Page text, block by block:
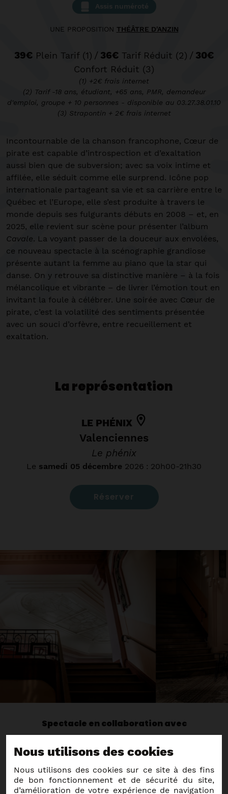
Assis numéroté
UNE PROPOSITION THÉÂTRE D'ANZIN
39€ Plein Tarif (1) / 36€ Tarif Réduit (2) / 30€
Confort Réduit (3)
(1) +2€ frais internet
(2) Tarif -18 ans, étudiant, +65 ans, PMR, demandeur
d'emploi, groupe + 10 personnes - disponible au 03.27.38.01.10
(3) Strapontin + 2€ frais internet
Incontournable de la chanson francophone, Cœur de
pirate est capable d’introspection et d’exaltation
aussi bien que de subversion; avec sa voix intime et
affilée, elle séduit comme elle surprend. Icône pop
internationale partageant sa vie et sa carrière entre le
Québec et l’Europe, elle s’est produite à travers le
monde depuis ses fulgurants débuts en 2008 – et, en
2025, elle revient sur scène pour présenter l’album
Cavale. La voyant passer de la douceur aux envolées,
ce nouveau spectacle à la scénographie grandiose
présente autant la femme au piano que la star qui
danse. On y retrouve sa distinctive manière – à la fois
mélancolique et vibrante – de livrer l’émotion tout en
invitant la foule à célébrer. Une soirée avec Cœur de
pirate, c’est la volatilité des sentiments présentée
avec un souci d’orfèvre, entre recueillement et
exaltation.
La représentation
LE PHÉNIX
Valenciennes
Le phénix
Le samedi 05 décembre 2026 : 20h00-21h30
Réserver
Spectacle en collaboration avec
Nous utilisons des cookies
Nous utilisons des cookies sur ce site à des fins
de bon fonctionnement et de sécurité du site,
d’amélioration de votre expérience de navigation